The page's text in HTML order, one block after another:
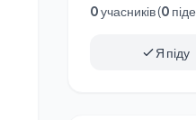
0учасників (0 піде,
Я піду